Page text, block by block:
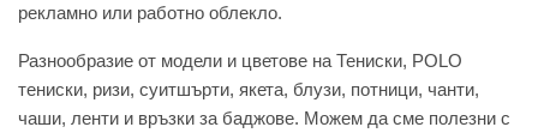
рекламно или работно облекло.
Разнообразие от модели и цветове на Тениски, POLO
тениски, ризи, суитшърти, якета, блузи, потници, чанти,
чаши, ленти и връзки за баджове. Можем да сме полезни с